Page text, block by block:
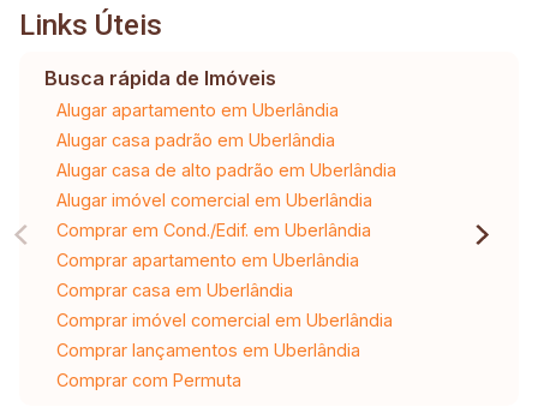
Links Úteis
Busca rápida de Imóveis
Alugar apartamento em Uberlândia
Alugar casa padrão em Uberlândia
Alugar casa de alto padrão em Uberlândia
Alugar imóvel comercial em Uberlândia
Comprar em Cond./Edif. em Uberlândia
Comprar apartamento em Uberlândia
Comprar casa em Uberlândia
Comprar imóvel comercial em Uberlândia
Comprar lançamentos em Uberlândia
Comprar com Permuta